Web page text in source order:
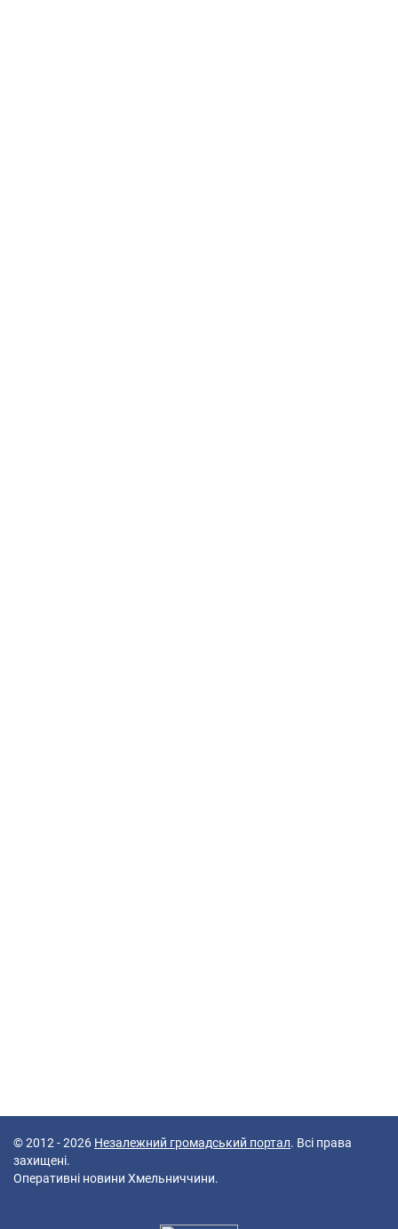
© 2012 - 2026 Незалежний громадський портал. Всі права
захищені.
Оперативні новини Хмельниччини.